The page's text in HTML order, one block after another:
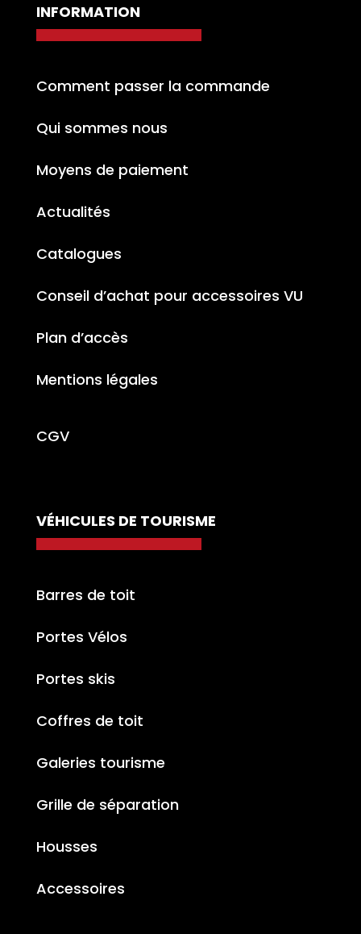
INFORMATION
Comment passer la commande
Qui sommes nous
Moyens de paiement
Actualités
Catalogues
Conseil d’achat pour accessoires VU
Plan d’accès
Mentions légales
CGV
VÉHICULES DE TOURISME
Barres de toit
Portes Vélos
Portes skis
Coffres de toit
Galeries tourisme
Grille de séparation
Housses
Accessoires